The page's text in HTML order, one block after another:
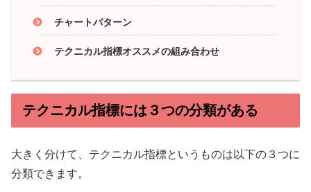
チャートパターン
テクニカル指標オススメの組み合わせ
テクニカル指標には３つの分類がある
大きく分けて、テクニカル指標というものは以下の３つに
分類できます。